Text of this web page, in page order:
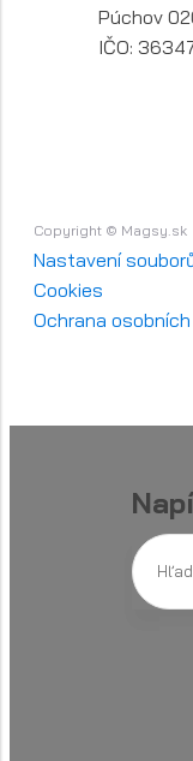
Púchov
IČO:
Copyright © Magsy.sk
Nastavení
Cookies
Ochrana